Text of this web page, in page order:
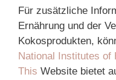
Für zusätzliche
Ernährung und der
Kokosprodukten,
National Institutes of
This Website bietet